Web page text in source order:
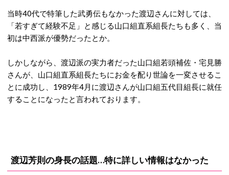
当時40代で特筆した武勇伝もなかった渡辺さんに対しては、
「若すぎて経験不足」と感じる山口組直系組長たちも多く、当
初は中西派が優勢だったとか。
しかしながら、渡辺派の実力者だった山口組若頭補佐・宅見勝
さんが、山口組直系組長たちにお金を配り世論を一変させるこ
とに成功し、1989年4月に渡辺さんが山口組五代目組長に就任
することになったと言われております。
渡辺芳則の身長の話題…特に詳しい情報はなかった